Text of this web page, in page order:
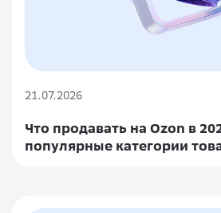
21.07.2026
Что продавать на Ozon в
популярные категории